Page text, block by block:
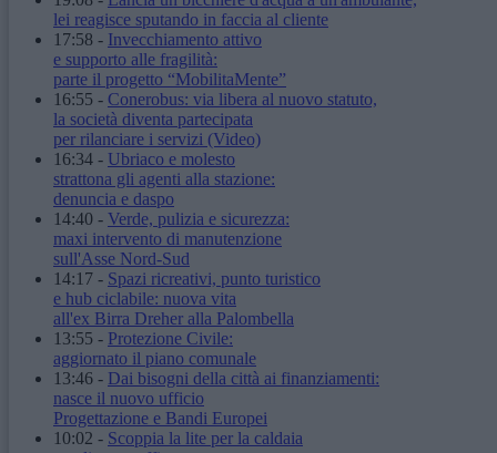
lei reagisce sputando in faccia al cliente
17:58 - Invecchiamento attivo
e supporto alle fragilità:
parte il progetto “MobilitaMente”
16:55 - Conerobus: via libera al nuovo statuto,
la società diventa partecipata
per rilanciare i servizi (Video)
16:34 - Ubriaco e molesto
strattona gli agenti alla stazione:
denuncia e daspo
14:40 - Verde, pulizia e sicurezza:
maxi intervento di manutenzione
sull'Asse Nord-Sud
14:17 - Spazi ricreativi, punto turistico
e hub ciclabile: nuova vita
all'ex Birra Dreher alla Palombella
13:55 - Protezione Civile:
aggiornato il piano comunale
13:46 - Dai bisogni della città ai finanziamenti:
nasce il nuovo ufficio
Progettazione e Bandi Europei
10:02 - Scoppia la lite per la caldaia